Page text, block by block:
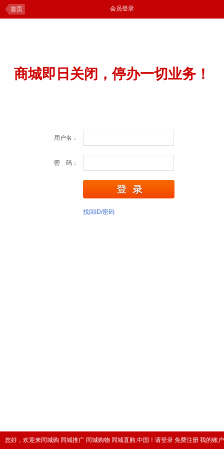
您好，欢迎来同城购 同城推广 同城购物 同城直购.中国！ 请登录 免费注册 我的账户
首页 会员登录
商城即日关闭，停办一切业务！
用户名：
密 码：
找回ID/密码